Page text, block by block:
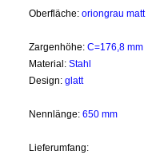
Oberfläche: oriongrau matt
Zargenhöhe: C=176,8 mm
Material: Stahl
Design: glatt
Nennlänge: 650 mm
Lieferumfang: